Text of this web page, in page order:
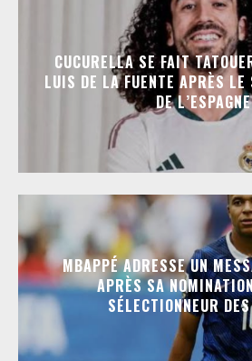
CUCURELLA SE FAIT
LUIS DE LA FUENTE APRÈS LE
DE L’ESPAGNE
MBAPPÉ ADRESSE UN
APRÈS SA
SÉLECTIONNEUR